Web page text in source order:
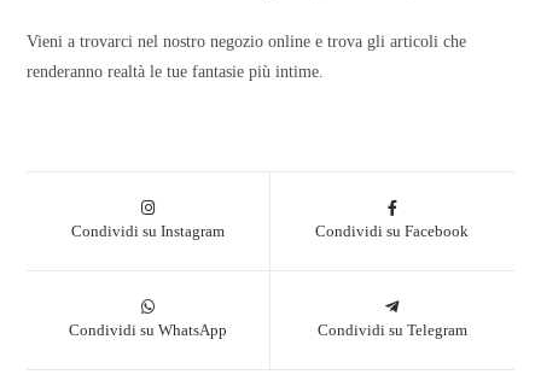
Vieni a trovarci nel nostro negozio online e trova gli articoli che
renderanno realtà le tue fantasie più intime.
Condividi su Instagram Condividi su Facebook
Condividi su WhatsApp Condividi su Telegram